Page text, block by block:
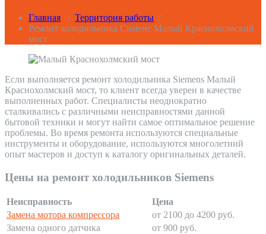
Главная / Территория работы /
Ремонт холодильника Сименс Малый Краснохолмский
мост
Если выполняется ремонт холодильника Siemens Малый
Краснохолмский мост, то клиент всегда уверен в качестве
выполненных работ. Специалисты неоднократно
сталкивались с различными неисправностями данной
бытовой техники и могут найти самое оптимальное решение
проблемы. Во время ремонта используются специальные
инструменты и оборудование, используются многолетний
опыт мастеров и доступ к каталогу оригинальных деталей.
Цены на ремонт холодильников Siemens
Неисправность
Цена
Замена мотора компрессора
от 2100 до 4200 руб.
Замена одного датчика
от 900 руб.